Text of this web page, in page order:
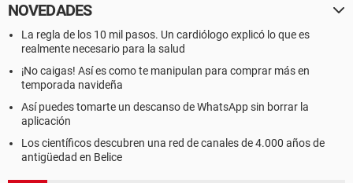
NOVEDADES
La regla de los 10 mil pasos. Un cardiólogo explicó lo que es
realmente necesario para la salud
¡No caigas! Así es como te manipulan para comprar más en
temporada navideña
Así puedes tomarte un descanso de WhatsApp sin borrar la
aplicación
Los científicos descubren una red de canales de 4.000 años de
antigüedad en Belice